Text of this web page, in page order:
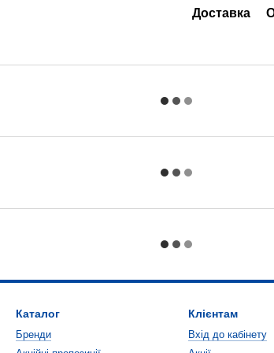
Доставка
Каталог
Бренди
Клієнтам
Вхід до кабінету